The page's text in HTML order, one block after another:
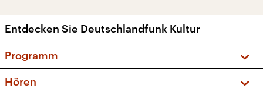
Entdecken Sie Deutschlandfunk Kultur
Programm
Hören